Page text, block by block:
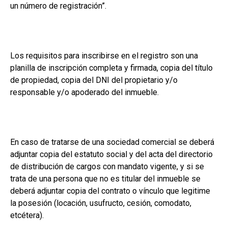
un número de registración”.
Los requisitos para inscribirse en el registro son una
planilla de inscripción completa y firmada, copia del título
de propiedad, copia del DNI del propietario y/o
responsable y/o apoderado del inmueble.
En caso de tratarse de una sociedad comercial se deberá
adjuntar copia del estatuto social y del acta del directorio
de distribución de cargos con mandato vigente, y si se
trata de una persona que no es titular del inmueble se
deberá adjuntar copia del contrato o vínculo que legitime
la posesión (locación, usufructo, cesión, comodato,
etcétera).